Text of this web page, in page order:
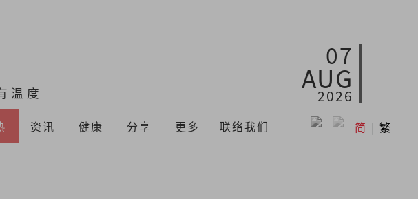
温度
07
AUG
2026
资讯 健康 分享 更多 联络我们 简 | 繁